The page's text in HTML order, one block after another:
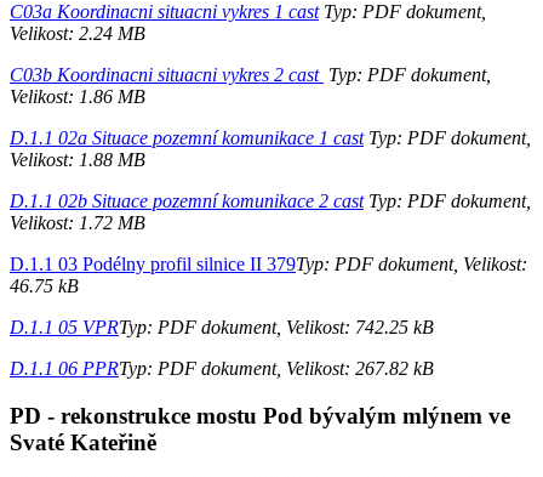
C03a Koordinacni situacni vykres 1 castTyp: PDF dokument,
Velikost: 2.24 MB
C03b Koordinacni situacni vykres 2 cast Typ: PDF dokument,
Velikost: 1.86 MB
D.1.1 02a Situace pozemní komunikace 1 castTyp: PDF dokument,
Velikost: 1.88 MB
D.1.1 02b Situace pozemní komunikace 2 castTyp: PDF dokument,
Velikost: 1.72 MB
D.1.1 03 Podélny profil silnice II 379Typ: PDF dokument, Velikost:
46.75 kB
D.1.1 05 VPRTyp: PDF dokument, Velikost: 742.25 kB
D.1.1 06 PPRTyp: PDF dokument, Velikost: 267.82 kB
PD - rekonstrukce mostu Pod bývalým mlýnem ve
Svaté Kateřině